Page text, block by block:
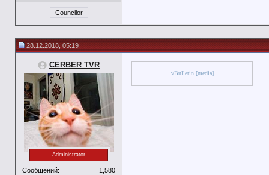
Councilor
28.12.2018, 05:19
CERBER TVR
Administrator
Сообщений:
1,580
vBulletin [media]